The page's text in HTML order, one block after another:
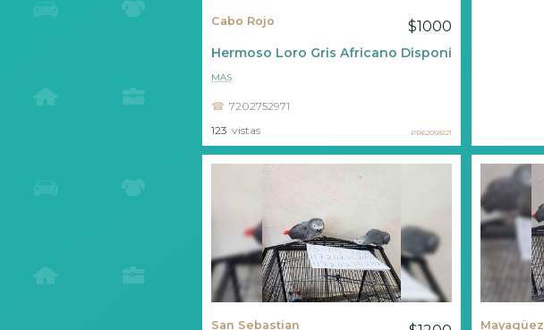
Cabo Rojo $1000
Hermoso Loro Gris Africano Disponible ????
7202752971
MAS
123 vistas PR62058221
San Sebastian Mayagüez